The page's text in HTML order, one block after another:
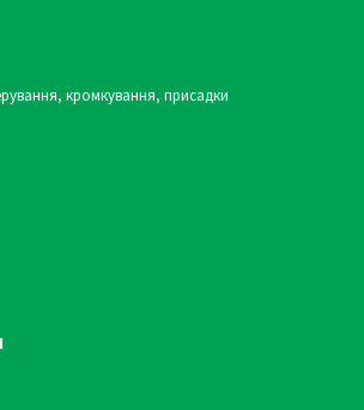
кромкування, присадки